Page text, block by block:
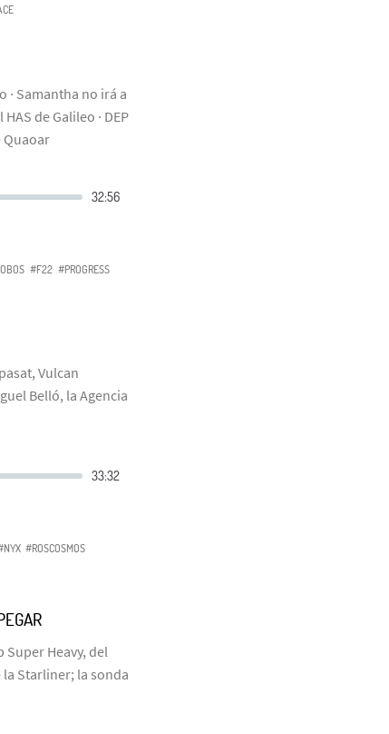
Samantha no irá a
de Galileo · DEP
Quaoar
#F22 #PROGRESS
Vulcan
Belló, la Agencia
#ROSCOSMOS
Heavy, del
Starliner; la sonda